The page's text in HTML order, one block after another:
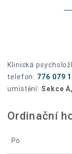
Klinická
telefon: 776 079
umístění: Sekce
Ordinační
Po